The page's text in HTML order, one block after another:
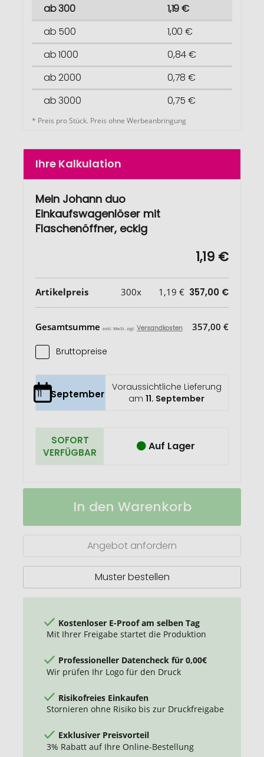
ab 300
1,19 €
ab 500
1,00 €
ab 1000
0,84 €
ab 2000
0,78 €
ab 3000
0,75 €
* Preis pro Stück. Preis ohne Werbeanbringung
Ihre Kalkulation
Mein Johann duo
Einkaufswagenlöser mit
Flaschenöffner, eckig
1,19 €
Artikelpreis 300x 1,19 € 357,00 €
Gesamtsumme exkl. MwSt. zzgl. Versandkosten 357,00 €
Bruttopreise
11 September
Voraussichtliche Lieferung
am11. September
SOFORT
VERFÜGBAR
Auf Lager
Mein
Einkaufswagenlöser
Auf
In den Warenkorb
Angebot anfordern
Muster bestellen
Kostenloser E-Proof am selben Tag
Mit Ihrer Freigabe startet die Produktion
Professioneller Datencheck für 0,00€
Wir prüfen Ihr Logo für den Druck
Risikofreies Einkaufen
Stornieren ohne Risiko bis zur Druckfreigabe
Exklusiver Preisvorteil
3% Rabatt auf Ihre Online-Bestellung